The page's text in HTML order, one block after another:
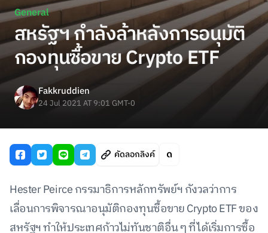
General
สหรัฐฯ กำลังล้าหลังการอนุมัติ
กองทุนซื้อขาย Crypto ETF
Fakkruddien
24 Jul 2021 AT 9:01 GMT-0
คัดลอกลิงค์
Hester Peirce กรรมาธิการหลักทรัพย์ฯ กังวลว่าการ
เลื่อนการพิจารณาอนุมัติกองทุนซื้อขาย Crypto ETF ของ
สหรัฐฯ ทำให้ประเทศก้าวไม่ทันชาติอื่น ๆ ที่ได้เริ่มการซื้อ